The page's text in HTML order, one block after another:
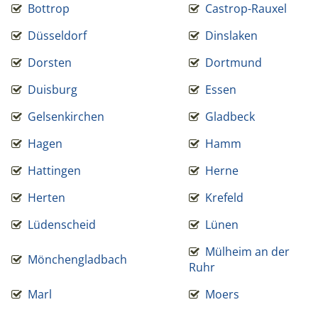
Bottrop
Castrop-Rauxel
Düsseldorf
Dinslaken
Dorsten
Dortmund
Duisburg
Essen
Gelsenkirchen
Gladbeck
Hagen
Hamm
Hattingen
Herne
Herten
Krefeld
Lüdenscheid
Lünen
Mönchengladbach
Mülheim an der
Ruhr
Marl
Moers